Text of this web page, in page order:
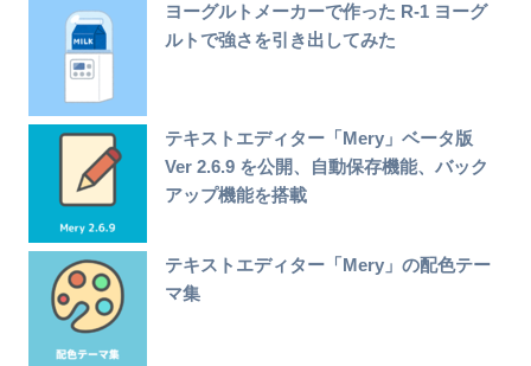
ヨーグルトメーカーで作った R-1 ヨーグ
ルトで強さを引き出してみた
テキストエディター「Mery」ベータ版
Ver 2.6.9 を公開、自動保存機能、バック
アップ機能を搭載
テキストエディター「Mery」の配色テー
マ集